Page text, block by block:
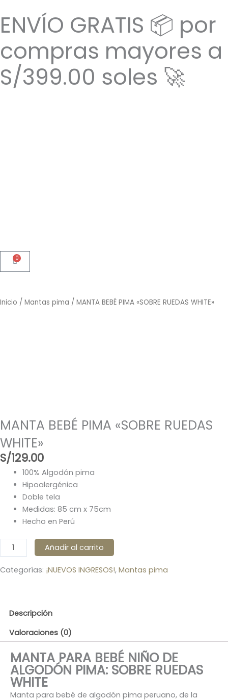
al
contenido
ENVÍO GRATIS 📦 por
compras mayores a
S/399.00 soles 🚀
0
Cart
Inicio / Mantas pima / MANTA BEBÉ PIMA «SOBRE RUEDAS WHITE»
MANTA BEBÉ PIMA «SOBRE RUEDAS
WHITE»
S/129.00
100% Algodón pima
Hipoalergénica
Doble tela
Medidas: 85 cm x 75cm
Hecho en Perú
MANTA
BEBÉ
PIMA
cantidad
Añadir al carrito
Categorías: ¡NUEVOS INGRESOS!, Mantas pima
Descripción
Valoraciones (0)
MANTA PARA BEBÉ NIÑO DE
ALGODÓN PIMA: SOBRE RUEDAS
WHITE
Manta para bebé de algodón pima peruano, de la